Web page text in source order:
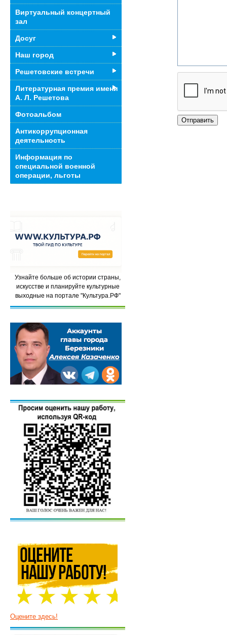
Виртуальный концертный
зал
Досуг
Наш город
Решетовские встречи
Литературная премия имени
А. Л. Решетова
Фотоальбом
Антикоррупционная
деятельность
Информация по
специальной военной
операции, льготы
Узнайте больше об истории страны,
искусстве и планируйте культурные
выходные на портале "Культура.РФ"
Оцените здесь!